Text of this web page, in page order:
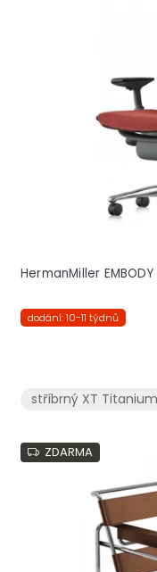
HermanMiller
dodání: 10-11 týdnů
stříbrný XT Titanium
ZDARMA